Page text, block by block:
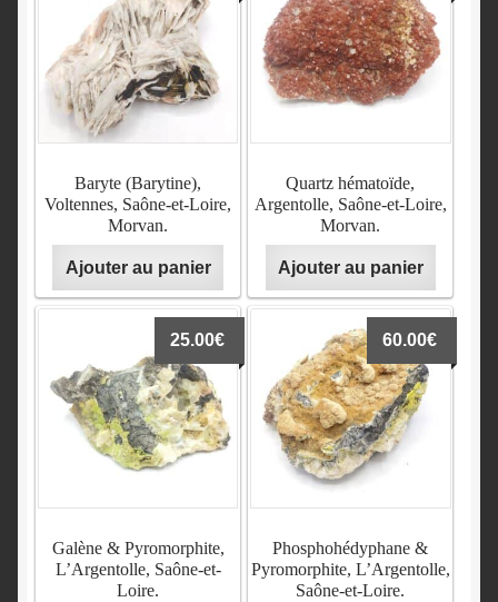
Baryte (Barytine),
Voltennes, Saône-et-Loire,
Morvan.
Ajouter au panier
Quartz hématoïde,
Argentolle, Saône-et-Loire,
Morvan.
Ajouter au panier
Galène & Pyromorphite,
L’Argentolle, Saône-et-
Loire.
25.00€
Phosphohédyphane &
Pyromorphite, L’Argentolle,
Saône-et-Loire.
60.00€